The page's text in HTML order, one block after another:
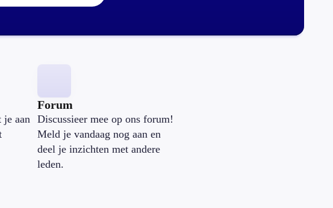
aan
Forum
Discussieer mee op ons forum!
Meld je vandaag nog aan en
deel je inzichten met andere
leden.